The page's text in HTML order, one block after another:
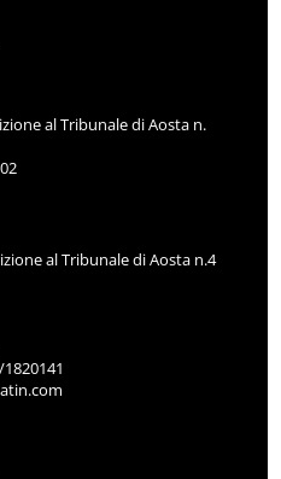
al Tribunale di Aosta n.
al Tribunale di Aosta n.4